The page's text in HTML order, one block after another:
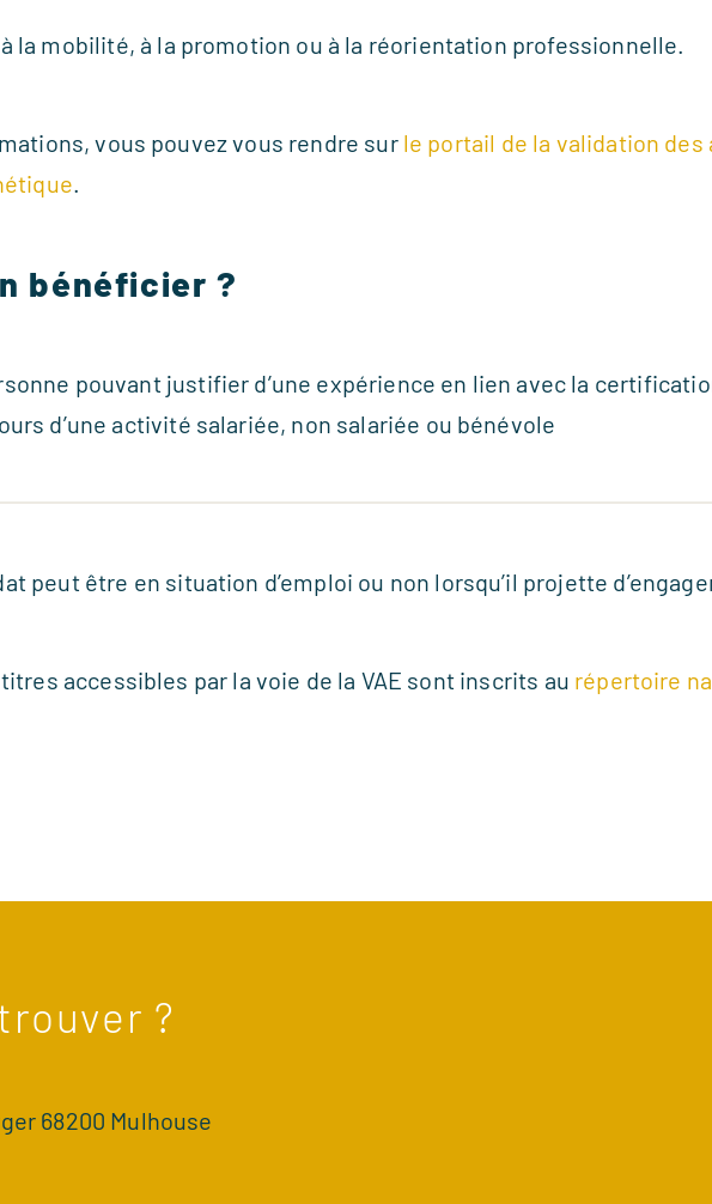
la mobilité, à la promotion ou à la réorientation professionnelle.
vous pouvez vous rendre sur le portail de la validation des
bénéficier ?
pouvant justifier d’une expérience en lien avec la
d’une activité salariée, non salariée ou bénévole
peut être en situation d’emploi ou non lorsqu’il projette
accessibles par la voie de la VAE sont inscrits au répertoire
?
68200 Mulhouse